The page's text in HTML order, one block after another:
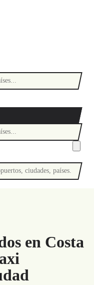
en Costa